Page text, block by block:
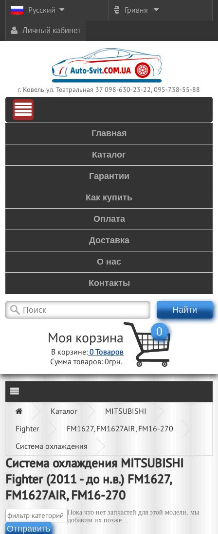
Русский Гривня
Личный кабинет
г. Ковель ул. Театральная 37 098-630-23-22, 095-738-55-88
Главная
Каталог
Гарантии
Как купить
Оплата
Доставка
О нас
Контакты
Найти
Моя корзина
В корзине:0Товаров
Сумма товаров:0грн.
0
Каталог
MITSUBISHI
Fighter
FM1627, FM1627AIR, FM16-270
Система охлаждения
Система охлаждения MITSUBISHI
Fighter (2011 - до н.в.) FM1627,
FM1627AIR, FM16-270
Отправить
Пока что нет запчастей для этой модели, мы
добавим их позже...